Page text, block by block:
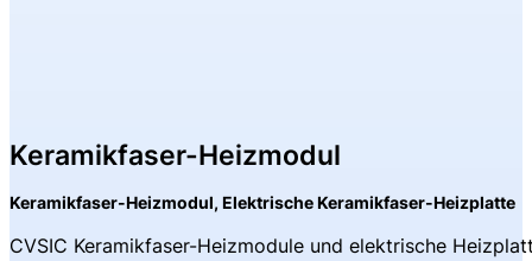
Keramikfaser-Heizmodul
Keramikfaser-Heizmodul, Elektrische Keramikfaser-Heizplatte
CVSIC Keramikfaser-Heizmodule und elektrische